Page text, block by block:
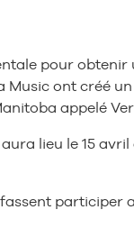
pour
Music ont créé
appelé
lieu le 15